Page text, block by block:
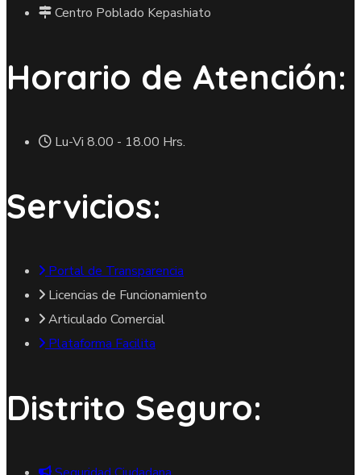
Centro Poblado Kepashiato
Horario de Atención:
Lu-Vi 8.00 - 18.00 Hrs.
Servicios:
Portal de Transparencia
Licencias de Funcionamiento
Articulado Comercial
Plataforma Facilita
Distrito Seguro: